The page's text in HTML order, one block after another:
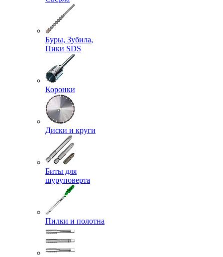
Буры, Зубила,
Пики SDS
Коронки
Диски и круги
Биты для
шуруповерта
Пилки и полотна